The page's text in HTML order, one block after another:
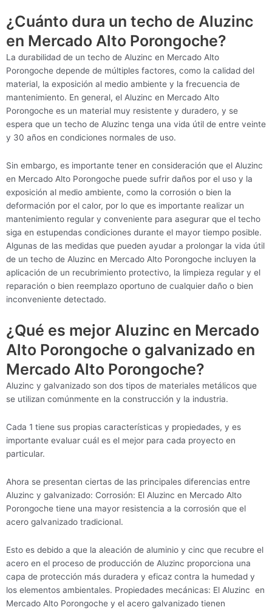
¿Cuánto dura un techo de Aluzinc
en Mercado Alto Porongoche?
La durabilidad de un techo de Aluzinc en Mercado Alto
Porongoche depende de múltiples factores, como la calidad del
material, la exposición al medio ambiente y la frecuencia de
mantenimiento. En general, el Aluzinc en Mercado Alto
Porongoche es un material muy resistente y duradero, y se
espera que un techo de Aluzinc tenga una vida útil de entre veinte
y 30 años en condiciones normales de uso.
Sin embargo, es importante tener en consideración que el Aluzinc
en Mercado Alto Porongoche puede sufrir daños por el uso y la
exposición al medio ambiente, como la corrosión o bien la
deformación por el calor, por lo que es importante realizar un
mantenimiento regular y conveniente para asegurar que el techo
siga en estupendas condiciones durante el mayor tiempo posible.
Algunas de las medidas que pueden ayudar a prolongar la vida útil
de un techo de Aluzinc en Mercado Alto Porongoche incluyen la
aplicación de un recubrimiento protectivo, la limpieza regular y el
reparación o bien reemplazo oportuno de cualquier daño o bien
inconveniente detectado.
¿Qué es mejor Aluzinc en Mercado
Alto Porongoche o galvanizado en
Mercado Alto Porongoche?
Aluzinc y galvanizado son dos tipos de materiales metálicos que
se utilizan comúnmente en la construcción y la industria.
Cada 1 tiene sus propias características y propiedades, y es
importante evaluar cuál es el mejor para cada proyecto en
particular.
Ahora se presentan ciertas de las principales diferencias entre
Aluzinc y galvanizado: Corrosión: El Aluzinc en Mercado Alto
Porongoche tiene una mayor resistencia a la corrosión que el
acero galvanizado tradicional.
Esto es debido a que la aleación de aluminio y cinc que recubre el
acero en el proceso de producción de Aluzinc proporciona una
capa de protección más duradera y eficaz contra la humedad y
los elementos ambientales. Propiedades mecánicas: El Aluzinc en
Mercado Alto Porongoche y el acero galvanizado tienen